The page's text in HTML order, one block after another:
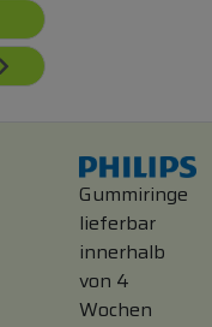
Gummiringe
lieferbar
innerhalb
von 4
Wochen